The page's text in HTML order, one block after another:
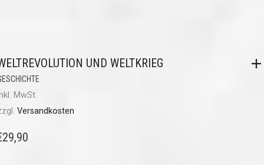
UND WELTKRIEG
MwSt.
Versandkosten
29,90